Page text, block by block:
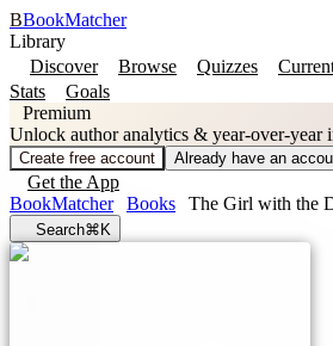
BBookMatcher
Library
Discover
Browse Quizzes
Stats
Goals
Premium
Unlock author analytics & year-over-year
Create free account Already have an
Get the App
BookMatcher
Books The Girl with the
Search⌘K